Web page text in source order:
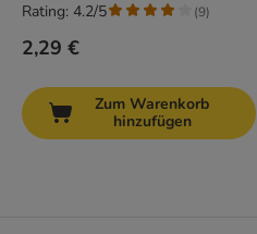
2,29 €
Rating: 4.2/5 (9)
Zum Warenkorb
hinzufügen